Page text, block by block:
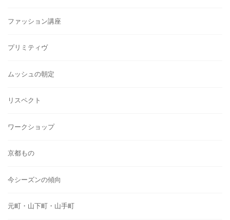
ファッション講座
プリミティヴ
ムッシュの朝定
リスペクト
ワークショップ
京都もの
今シーズンの傾向
元町・山下町・山手町